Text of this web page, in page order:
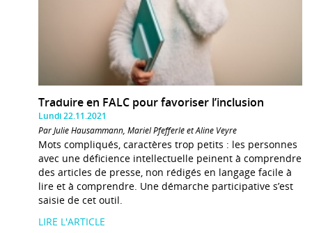
Traduire en FALC pour favoriser l’inclusion
Lundi 22.11.2021
Par Julie Hausammann, Mariel Pfefferlé et Aline Veyre
Mots compliqués, caractères trop petits : les personnes
avec une déficience intellectuelle peinent à comprendre
des articles de presse, non rédigés en langage facile à
lire et à comprendre. Une démarche participative s’est
saisie de cet outil.
LIRE L'ARTICLE